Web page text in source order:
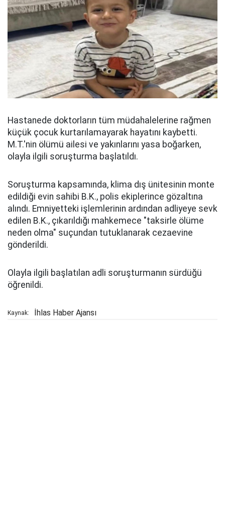
Hastanede doktorların tüm müdahalelerine rağmen
küçük çocuk kurtarılamayarak hayatını kaybetti.
M.T.'nin ölümü ailesi ve yakınlarını yasa boğarken,
olayla ilgili soruşturma başlatıldı.
Soruşturma kapsamında, klima dış ünitesinin monte
edildiği evin sahibi B.K., polis ekiplerince gözaltına
alındı. Emniyetteki işlemlerinin ardından adliyeye sevk
edilen B.K., çıkarıldığı mahkemece "taksirle ölüme
neden olma" suçundan tutuklanarak cezaevine
gönderildi.
Olayla ilgili başlatılan adli soruşturmanın sürdüğü
öğrenildi.
Kaynak: İhlas Haber Ajansı